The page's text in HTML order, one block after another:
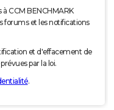
CCM BENCHMARK
forums et les notifications
et d'effacement de
par la loi.
.